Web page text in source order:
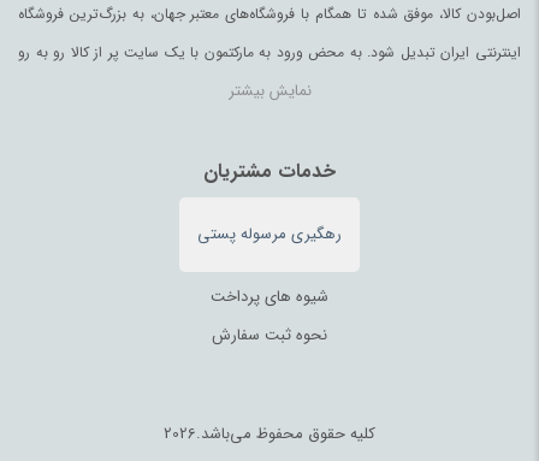
اصل‌بودن کالا، موفق شده تا همگام با فروشگاه‌های معتبر جهان، به بزرگ‌ترین فروشگاه
اینترنتی ایران تبدیل شود. به محض ورود به مارکتمون با یک سایت پر از کالا رو به رو
می‌شوید. هر آنچه که نیاز دارید و به ذهن شما خطور می‌کند در اینجا پیدا خواهید کرد.
نمایش بیشتر
خدمات مشتریان
رهگیری مرسوله پستی
شیوه های پرداخت
نحوه ثبت سفارش
کلیه حقوق محفوظ می‌باشد.2026